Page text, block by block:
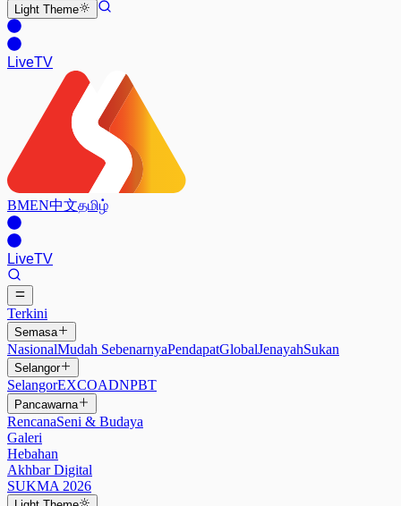
Light Theme
LiveTV
BMEN中文தமிழ்
LiveTV
Terkini
Semasa
NasionalMudah SebenarnyaPendapatGlobalJenayahSukan
Selangor
SelangorEXCOADNPBT
Pancawarna
RencanaSeni & Budaya
Galeri
Hebahan
Akhbar Digital
SUKMA 2026